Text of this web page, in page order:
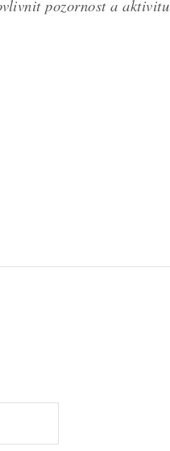
pozornost a aktivitu